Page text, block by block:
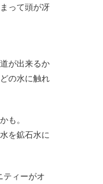
って頭が冴
が出来るか
の水に触れ
も。
を鉱石水に
ティーがオ